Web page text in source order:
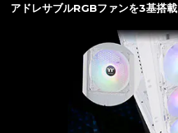
アドレサブルRGBファンを3基搭載